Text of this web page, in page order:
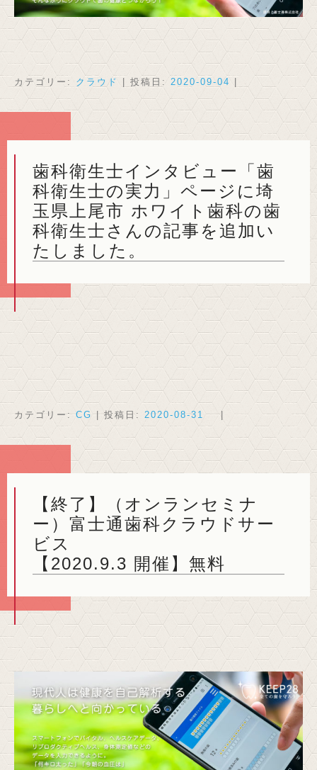
カテゴリー: クラウド | 投稿日: 2020-09-04
歯科衛生士インタビュー「歯
科衛生士の実力」ページに埼
玉県上尾市 ホワイト歯科の歯
科衛生士さんの記事を追加い
たしました。
カテゴリー:CG | 投稿日: 2020-08-31 |
【終了】（オンランセミナ
ー）富士通歯科クラウドサー
ビス
【2020.9.3 開催】無料